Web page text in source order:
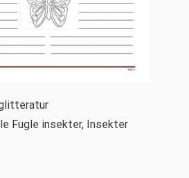
Fugle insekter, Insekter